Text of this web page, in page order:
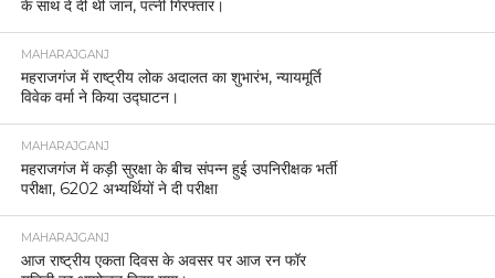
नौतनवां में दर्दनाक घटना: पत्नी से परेशान होकर पति ने बच्चों
के साथ दे दी थी जान, पत्नी गिरफ्तार।
MAHARAJGANJ
महराजगंज में राष्ट्रीय लोक अदालत का शुभारंभ, न्यायमूर्ति
विवेक वर्मा ने किया उद्घाटन।
MAHARAJGANJ
महराजगंज में कड़ी सुरक्षा के बीच संपन्न हुई उपनिरीक्षक भर्ती
परीक्षा, 6202 अभ्यर्थियों ने दी परीक्षा
MAHARAJGANJ